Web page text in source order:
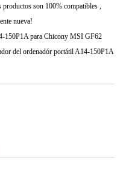
son 100% compatibles ,
nueva!
150P1A para Chicony MSI GF62
del ordenadór portátil A14-150P1A